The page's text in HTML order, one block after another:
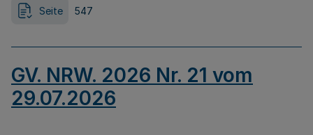
Seite 547
GV. NRW. 2026 Nr. 21 vom
29.07.2026